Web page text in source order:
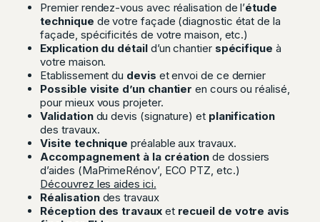
Premier rendez-vous avec réalisation de l’étude
technique de votre façade (diagnostic état de la
façade, spécificités de votre maison, etc.)
Explication du détail d’un chantier spécifique à
votre maison.
Etablissement du devis et envoi de ce dernier
Possible visite d’un chantier en cours ou réalisé,
pour mieux vous projeter.
Validationdu devis (signature) et planification
des travaux.
Visite technique préalable aux travaux.
Accompagnement à la création de dossiers
d’aides (MaPrimeRénov’, ECO PTZ, etc.)
Découvrez les aides ici.
Réalisationdes travaux
Réception des travaux et recueil de votre avis